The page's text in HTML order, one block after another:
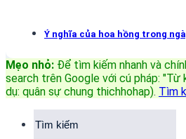
Ý nghĩa của hoa hồng trong
Mẹo nhỏ: Để tìm kiếm nhanh và
search trên Google với cú pháp: "Từ
dụ: quân sự chung thichhohap). Tìm